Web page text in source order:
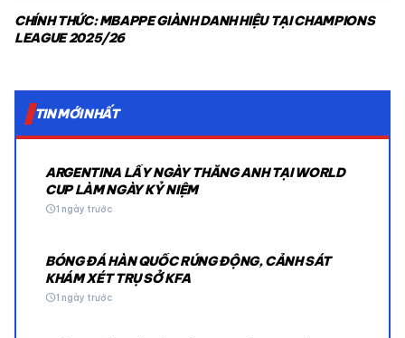
CHÍNH THỨC: MBAPPE GIÀNH DANH HIỆU TẠI CHAMPIONS
LEAGUE 2025/26
TIN MỚI NHẤT
ARGENTINA LẤY NGÀY THẮNG ANH TẠI WORLD
CUP LÀM NGÀY KỶ NIỆM
schedule1 ngày trước
BÓNG ĐÁ HÀN QUỐC RÚNG ĐỘNG, CẢNH SÁT
KHÁM XÉT TRỤ SỞ KFA
schedule1 ngày trước